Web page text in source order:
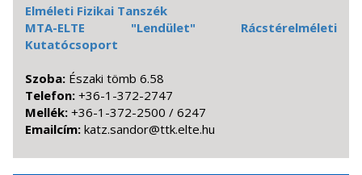
Elméleti Fizikai Tanszék
MTA-ELTE "Lendület" Rácstérelméleti
Kutatócsoport
Szoba: Északi tömb 6.58
Telefon: +36-1-372-2747
Mellék: +36-1-372-2500 / 6247
Emailcím: uh.etle.ktt@rodnas.ztak